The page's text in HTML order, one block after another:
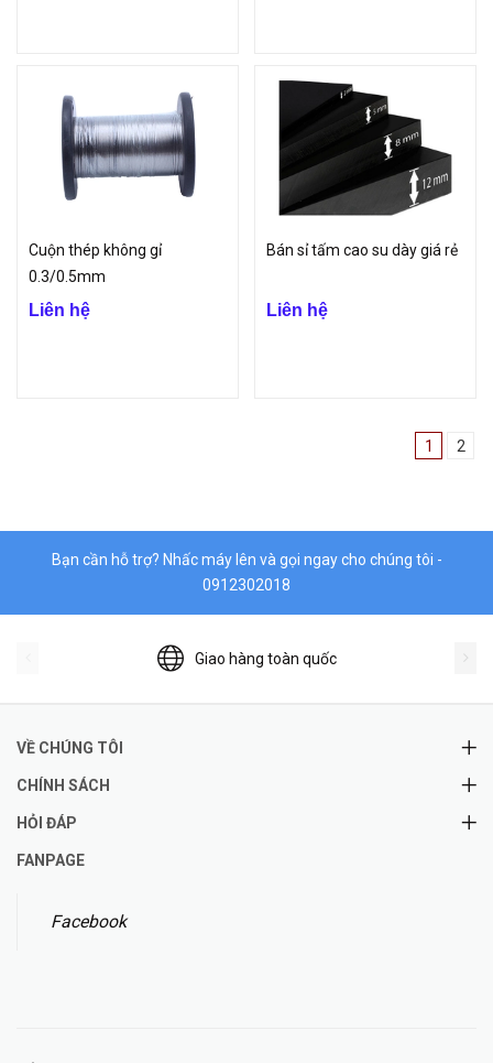
Cuộn thép không gỉ
0.3/0.5mm
Liên hệ
Bán sỉ tấm cao su dày giá rẻ
Liên hệ
1 2
Bạn cần hỗ trợ? Nhấc máy lên và gọi ngay cho chúng tôi -
0912302018
Giao hàng toàn quốc
VỀ CHÚNG TÔI
CHÍNH SÁCH
HỎI ĐÁP
FANPAGE
Facebook